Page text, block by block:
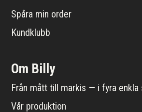
Spåra min order
Kundklubb
Om Billy
Från mått till markis — i fyra enkla
Vår produktion